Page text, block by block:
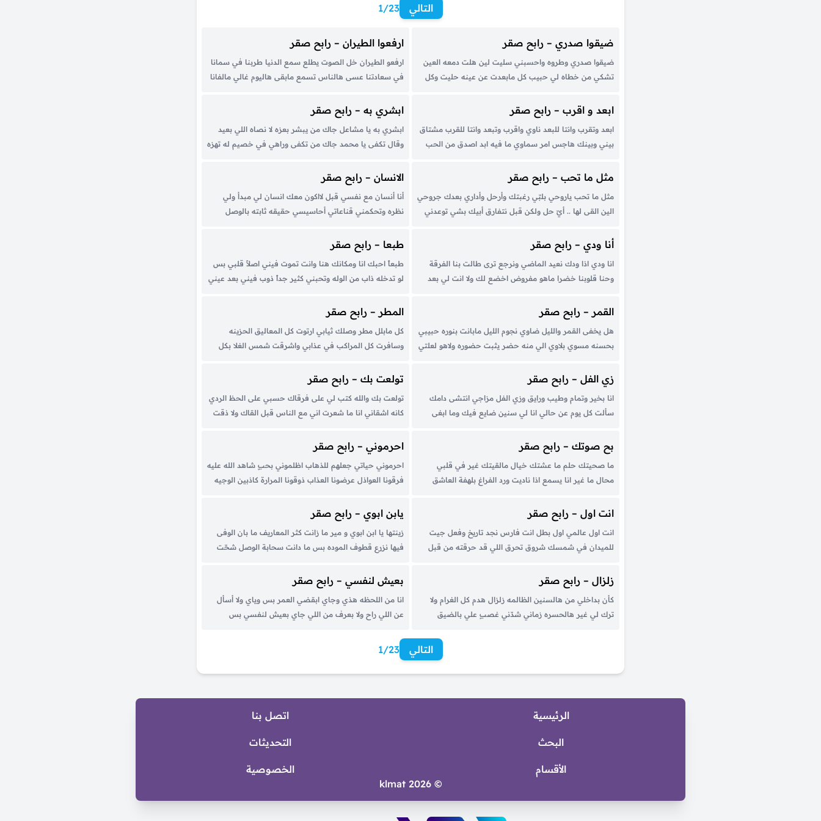
التالي 1/23
ضيقوا صدري – رابح صقر
ضيقوا صدري وطروه واحسبني سليت لين هلت دمعه العين
تشكي من خطاه لي حبيب كل مابعدت عن عينه حليت وكل
مانتهيت ويش اسوي يوم عيني تعيمت عن سواه مبلي به
ارفعوا الطيران – رابح صقر
ارفعو الطيران خل الصوت يطلع سمع الدنيا طربنا في سمانا
في سعادتنا عسى هالناس تسمع مابقى هاليوم غالي مالفانا
ماخفانا خذت ساره وانت تستاهل هنوفك ياعسى مبروك
فرحتكم معانا كل ال سعود كلهم...
ابعد و اقرب – رابح صقر
ابعد وتقرب وانتا للبعد ناوي واقرب وتبعد وانتا للقرب مشتاق
بيني وبينك هاجس امر سماوي ما فيه ابد اصدق من الحب
بالاحداق واهات مجروح بالمحبة عزاوي يصرخ بها قلب من
ابشري به – رابح صقر
ابشري به يا مشاعل جاك من يبشر بعزه لا نصاه اللي بعيد
وقال تكفى يا محمد جاك من تكفى وراهي في خصيم له تهزه
والتواضع ما يرزه لو تبسم المتضايق كل...
مثل ما تحب – رابح صقر
مثل ما تحب ياروحي بلبّي رغبتك وأرحل وأداري بعدك جروحي
الين القى لها .. أيّ حل ولكن قبل نتفارق أبيك بشي توعدني
بالطيب و القوة أقول غيابنا مقدّر و بنسى...
الانسان – رابح صقر
أنا أنسان مع نفسي قبل لااكون معك انسان لي مبدأ ولي
نظره وتحكمني قناعاتي أحاسيسي حقيقه ثابته بالوصل
نابع من الوجدان للوجدان إذا ماينطق إحساسي حديثي يشبه
إسكاتي ولاأجامل بحاسيسي ولا أقبل...
أنا ودي – رابح صقر
انا ودي اذا ودك نعيد الماضي ونرجع ترى طالت بنا الفرقة
وحنا قلوبنا خضرا ماهو مفروض اخضع لك ولا انت لي بعد
العشرة ولا صوت لها يسمع انا ادري بخاطرك وانتَ...
طبعا – رابح صقر
طبعاً احبك انا ومكانك هنا وانت تموت فيني اصلاً قلبي بس
لو تدخله ذاب من الوله وتحبني كثير جداً ذوب فيني بعد عيني
المستوى راضي ياهوى تشرفنا كثير اهلاً عادي ليلي بسهره...
القمر – رابح صقر
هل يخفى القمر والليل ضاوي نجوم الليل مابانت بنوره حبيبي
بحسنه مسوي بلاوي الي منه حضر يثبت حضوره ولاهو لعلتي
يساوي حياتي كلها لحظة سروره حبيبي في الهوى ماهوب
ياوي ولاغيري أحد يرضي...
المطر – رابح صقر
كل مابلل مطر وصلك ثيابي ارتوت كل المعاليق الحزينه
وسافرت كل المراكب في عذابي واشرقت شمس الغلا بكل
المسافات بحنينه والكفيف من الوله شاف وقرابي كل حرمان
بعيونه فاقدينه ارق فوق ولا تناظر تحت مابي...
زي الفل – رابح صقر
انا بخير وتمام وطيب ورايق وزي الفل مزاجي انتشى دامك
سألت كل يوم عن حالي انا لي سنين ضايع فيك وما ابغى
حطة يدك قلبي ابد ما قد نسى أو مل...
تولعت بك – رابح صقر
تولعت بك والله كتب لي على فرقاك حسبي على الحظ الردي
كانه اشقاني انا ما شعرت اني مع الناس قبل القاك ولا ذقت
لولا عيونك ما كتبت أجمل ألحاني سقى الله...
بح صوتك – رابح صقر
ما صحيتك حلم ما عشتك خيال مالقيتك غير في قلبي
محال ما غير انا يسمع اذا ناديت ورد الفراغ بلهفة العاشق
اشبه لي بحلم المستحيل وجهك المحبوس في دروب
احرموني – رابح صقر
احرموني حياتي جعلهم للذهاب اظلموني بحبٍ شاهد الله عليه
فرقونا العواذل عرضونا العذاب ذوقونا المرارة كاذبين الوجيه
قدر اجيه مالي بعده حبايب مالي بعده صحاب والخلايق في
بعده ما ابيهم أبيه...
انت اول – رابح صقر
انت اول عالمي اول بطل انت فارس نجد تاريخ وفعل جيت
للميدان في شمسك شروق تحرق اللي قد حرقته من قبل
ويلهم بس ويلهم الخصوم اللي يعمي عينهم انت اول من
يابن ابوي – رابح صقر
زينتها يا ابن ابوي و مير ما زانت كثر المعاريف ما بان الوفى
فيها نزرع قطوف الموده بس ما دانت سحابة الوصل شحّت
الناس فيها ما يكفيها مع كل خيبه اوصيها...
زلزال – رابح صقر
كأن بداخلي من هالسنين الظالمه زلزال ‏هدم كل الغرام ولا
ترك لي غير هالحسره زماني شدّني غصبٍ علي بالضيق
طفل مايدري في هالدنيا جفا ووصال ولا عمره أبد جرب حنين
بعيش لنفسي – رابح صقر
انا من اللحظه هذي وجاي ابقضي العمر بس وياي ولا أسأل
عن اللي راح ولا بعرف من اللي جاي بعيش لنفسي بس
سعى لرضاي برتب باقي أوراقي و بلحق عمري الباقي زكاه...
التالي 1/23
الرئيسية اتصل بنا
البحث التحديثات
الأقسام
الخصوصية
© 2026 klmat